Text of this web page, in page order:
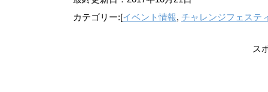
カテゴリー:[イベント情報, チャレンジフェステ
ス